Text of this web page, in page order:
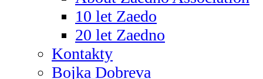
10 let Zaedo
20 let Zaedno
Kontakty
Bojka Dobreva